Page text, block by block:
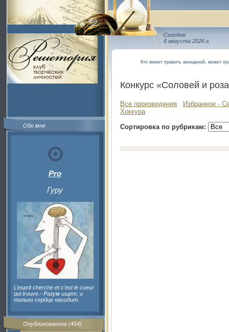
Обо мне
Pro
Гуру
L’esprit cherche et c’est le coeur
qui trouve.- Разум ищет, и
только сердце находит.
Опубликованное (454)
Сегодня
6 августа 2026 г.
Кто может править женщиной, может
Конкурс «Соловей и
Все произведения
Избранное -
Хоккура
Сортировка по рубрикам: